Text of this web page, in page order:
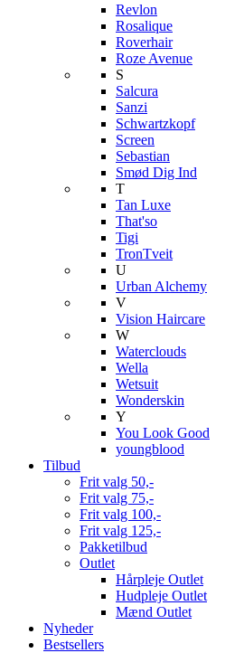
Revlon
Rosalique
Roverhair
Roze Avenue
S
Salcura
Sanzi
Schwartzkopf
Screen
Sebastian
Smød Dig Ind
T
Tan Luxe
That'so
Tigi
TronTveit
U
Urban Alchemy
V
Vision Haircare
W
Waterclouds
Wella
Wetsuit
Wonderskin
Y
You Look Good
youngblood
Tilbud
Frit valg 50,-
Frit valg 75,-
Frit valg 100,-
Frit valg 125,-
Pakketilbud
Outlet
Hårpleje Outlet
Hudpleje Outlet
Mænd Outlet
Nyheder
Bestsellers